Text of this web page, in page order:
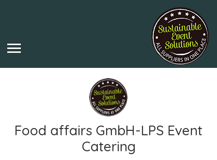
Food affairs GmbH-LPS Event
Catering